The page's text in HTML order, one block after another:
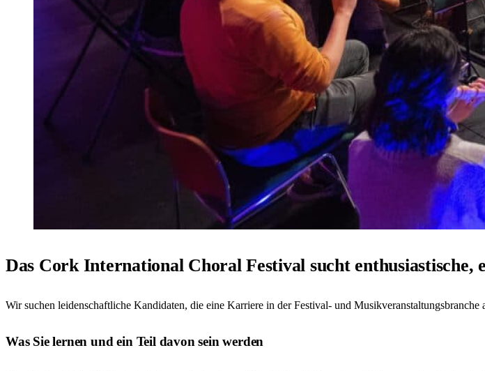
Das Cork International Choral Festival sucht
Wir suchen leidenschaftliche Kandidaten, die eine Karriere in der Festival- und
Was Sie lernen und ein Teil davon sein werden